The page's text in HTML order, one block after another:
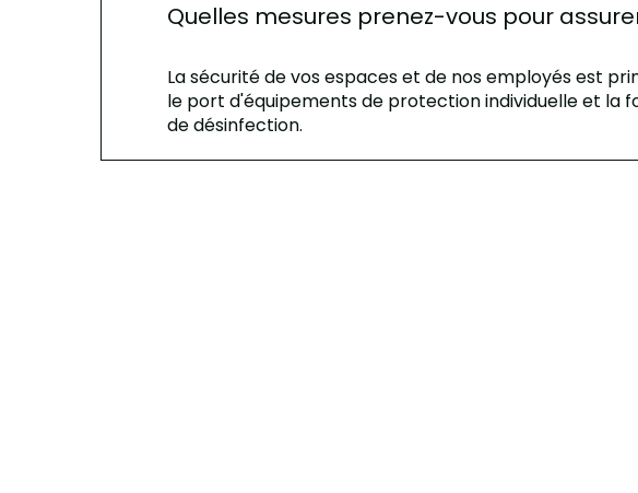
Quelles mesures prenez-vous pour
La sécurité de vos espaces et de nos employés est
le port d'équipements de protection individuelle et la
de désinfection.